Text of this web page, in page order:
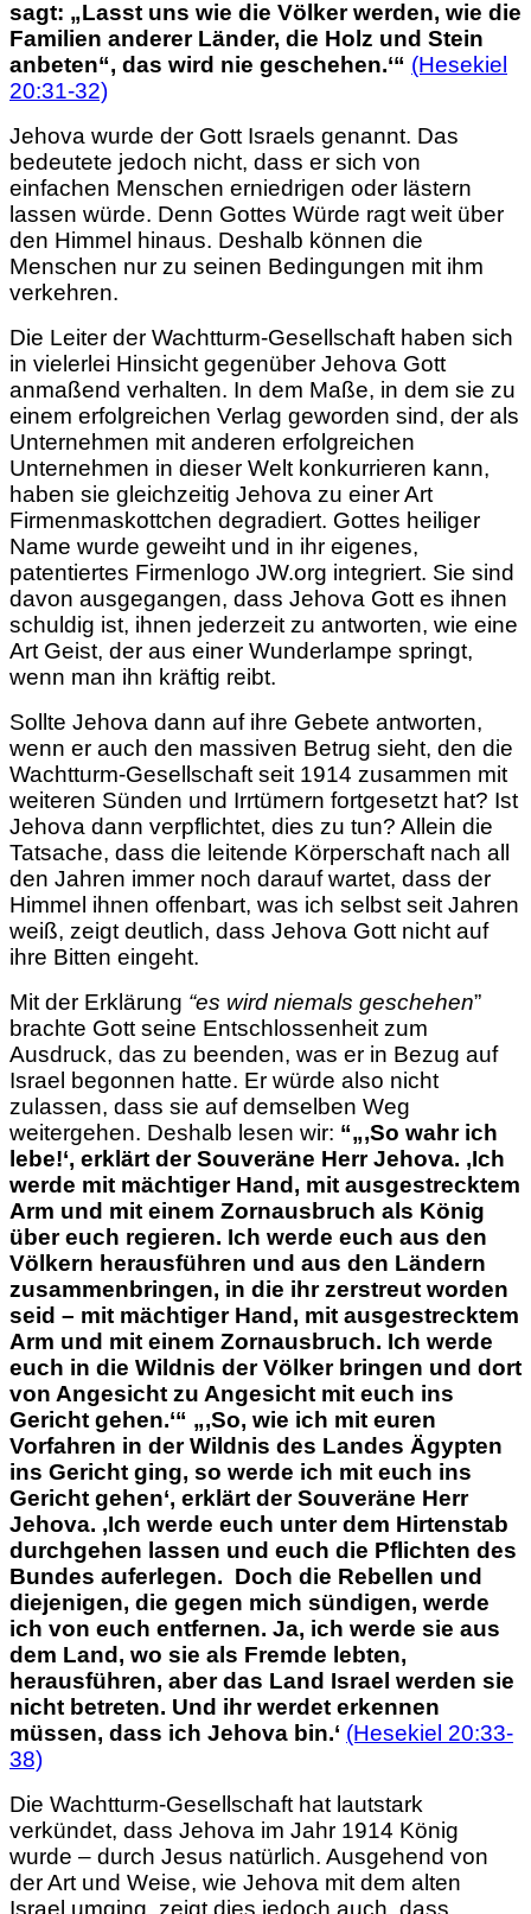
sagt: „Lasst uns wie die Völker werden, wie die
Familien anderer Länder, die Holz und Stein
anbeten“, das wird nie geschehen.‘“ (Hesekiel
20:31-32)
Jehova wurde der Gott Israels genannt. Das
bedeutete jedoch nicht, dass er sich von
einfachen Menschen erniedrigen oder lästern
lassen würde. Denn Gottes Würde ragt weit über
den Himmel hinaus. Deshalb können die
Menschen nur zu seinen Bedingungen mit ihm
verkehren.
Die Leiter der Wachtturm-Gesellschaft haben sich
in vielerlei Hinsicht gegenüber Jehova Gott
anmaßend verhalten. In dem Maße, in dem sie zu
einem erfolgreichen Verlag geworden sind, der als
Unternehmen mit anderen erfolgreichen
Unternehmen in dieser Welt konkurrieren kann,
haben sie gleichzeitig Jehova zu einer Art
Firmenmaskottchen degradiert. Gottes heiliger
Name wurde geweiht und in ihr eigenes,
patentiertes Firmenlogo JW.org integriert. Sie sind
davon ausgegangen, dass Jehova Gott es ihnen
schuldig ist, ihnen jederzeit zu antworten, wie eine
Art Geist, der aus einer Wunderlampe springt,
wenn man ihn kräftig reibt.
Sollte Jehova dann auf ihre Gebete antworten,
wenn er auch den massiven Betrug sieht, den die
Wachtturm-Gesellschaft seit 1914 zusammen mit
weiteren Sünden und Irrtümern fortgesetzt hat? Ist
Jehova dann verpflichtet, dies zu tun? Allein die
Tatsache, dass die leitende Körperschaft nach all
den Jahren immer noch darauf wartet, dass der
Himmel ihnen offenbart, was ich selbst seit Jahren
weiß, zeigt deutlich, dass Jehova Gott nicht auf
ihre Bitten eingeht.
Mit der Erklärung “es wird niemals geschehen”
brachte Gott seine Entschlossenheit zum
Ausdruck, das zu beenden, was er in Bezug auf
Israel begonnen hatte. Er würde also nicht
zulassen, dass sie auf demselben Weg
weitergehen. Deshalb lesen wir: “„‚So wahr ich
lebe!‘, erklärt der Souveräne Herr Jehova. ‚Ich
werde mit mächtiger Hand, mit ausgestrecktem
Arm und mit einem Zornausbruch als König
über euch regieren. Ich werde euch aus den
Völkern herausführen und aus den Ländern
zusammenbringen, in die ihr zerstreut worden
seid – mit mächtiger Hand, mit ausgestrecktem
Arm und mit einem Zornausbruch. Ich werde
euch in die Wildnis der Völker bringen und dort
von Angesicht zu Angesicht mit euch ins
Gericht gehen.‘“ „‚So, wie ich mit euren
Vorfahren in der Wildnis des Landes Ägypten
ins Gericht ging, so werde ich mit euch ins
Gericht gehen‘, erklärt der Souveräne Herr
Jehova. ‚Ich werde euch unter dem Hirtenstab
durchgehen lassen und euch die Pflichten des
Bundes auferlegen. Doch die Rebellen und
diejenigen, die gegen mich sündigen, werde
ich von euch entfernen. Ja, ich werde sie aus
dem Land, wo sie als Fremde lebten,
herausführen, aber das Land Israel werden sie
nicht betreten. Und ihr werdet erkennen
müssen, dass ich Jehova bin.‘ (Hesekiel 20:33-
38)
Die Wachtturm-Gesellschaft hat lautstark
verkündet, dass Jehova im Jahr 1914 König
wurde – durch Jesus natürlich. Ausgehend von
der Art und Weise, wie Jehova mit dem alten
Israel umging, zeigt dies jedoch auch, dass